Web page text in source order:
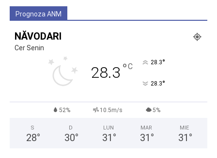
Prognoza ANM
NĂVODARI
Cer Senin
28.3 °C 28.3°
28.3°
52% 10.5m/s 5%
S
28°
D
30°
LUN
31 °
MAR
31 °
MIE
31 °